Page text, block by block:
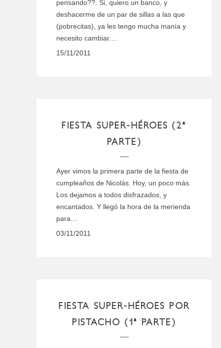
pensando??. Si, quiero un banco, y
deshacerme de un par de sillas a las que
(pobrecitas), ya les tengo mucha manía y
necesito cambiar.…
15/11/2011
FIESTA SUPER-HÉROES (2ª
PARTE)
Ayer vimos la primera parte de la fiesta de
cumpleaños de Nicolás. Hoy, un poco más.
Los dejamos a todos disfrazados, y
encantados. Y llegó la hora de la merienda
para…
03/11/2011
FIESTA SUPER-HÉROES POR
PISTACHO (1ª PARTE)